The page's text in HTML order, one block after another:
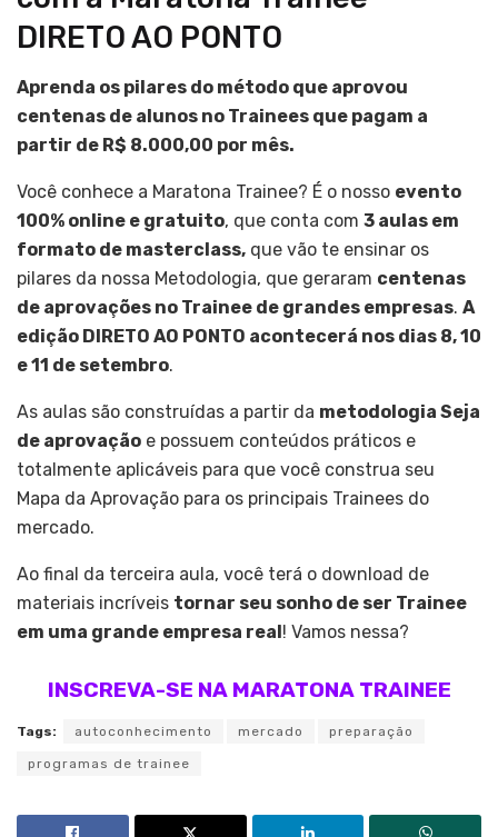
DIRETO AO PONTO
Aprenda os pilares do método que aprovou
centenas de alunos no Trainees que pagam a
partir de R$ 8.000,00 por mês.
Você conhece a Maratona Trainee? É o nosso evento
100% online e gratuito, que conta com 3 aulas em
formato de masterclass, que vão te ensinar os
pilares da nossa Metodologia, que geraram centenas
de aprovações no Trainee de grandes empresas. A
edição DIRETO AO PONTO acontecerá nos dias 8, 10
e 11 de setembro.
As aulas são construídas a partir da metodologia Seja
de aprovação e possuem conteúdos práticos e
totalmente aplicáveis para que você construa seu
Mapa da Aprovação para os principais Trainees do
mercado.
Ao final da terceira aula, você terá o download de
materiais incríveis tornar seu sonho de ser Trainee
em uma grande empresa real! Vamos nessa?
INSCREVA-SE NA MARATONA TRAINEE
Tags: autoconhecimento mercado preparação
programas de trainee